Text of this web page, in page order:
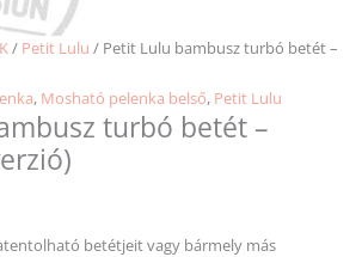
/ Petit Lulu / Petit Lulu bambusz turbó betét –
, Mosható pelenka belső, Petit Lulu
turbó betét –
betétjeit vagy bármely más